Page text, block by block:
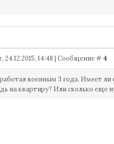
24.12.2015, 14:48 | Сообщение #4
военным 3 года. Имеет ли
на квартиру? Или сколько еще